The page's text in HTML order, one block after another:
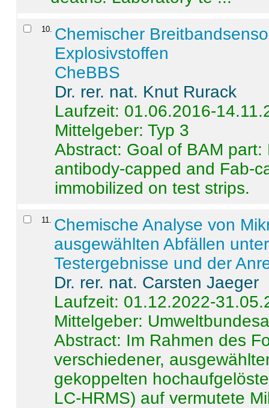
10 Chemischer
Explosivstoffen
CheBBS
Dr. rer. nat. Knut Rurack
Laufzeit: 01.06.2016-
Mittelgeber: Typ 3
Abstract: Goal of BAM
antibody-capped and Fab-
immobilized on test strips.
11
Chemische Analyse von
ausgewählten Abfällen
Testergebnisse und der
Dr. rer. nat. Carsten Jaeger
Laufzeit: 01.12.2022-
Mittelgeber:
Abstract: Im Rahmen des
verschiedener,
gekoppelten
LC-HRMS) auf vermutete